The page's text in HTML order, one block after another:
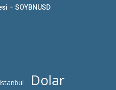
– SOYBNUSD
Dolar